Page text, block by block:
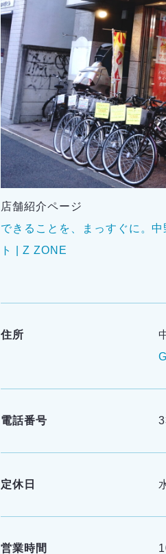
店舗紹介ページ
できることを、まっすぐに。
ト | Z ZONE
住所
電話番号
定休日
営業時間